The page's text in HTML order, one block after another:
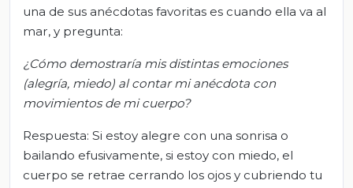
una de sus anécdotas favoritas es cuando ella va al
mar, y pregunta:
¿Cómo demostraría mis distintas emociones
(alegría, miedo) al contar mi anécdota con
movimientos de mi cuerpo?
Respuesta: Si estoy alegre con una sonrisa o
bailando efusivamente, si estoy con miedo, el
cuerpo se retrae cerrando los ojos y cubriendo tu